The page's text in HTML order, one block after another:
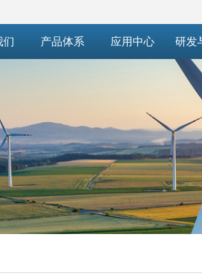
们 产品体系 应用中心 研发